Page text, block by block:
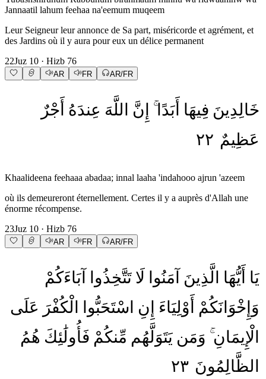
Jannaatil lahum feehaa na'eemum muqeem
Leur Seigneur leur annonce de Sa part, miséricorde et agrément, et
des Jardins où il y aura pour eux un délice permanent
22Juz 10 · Hizb 76
AR FR AR/FR
خَالِدِينَ فِيهَا أَبَدًا إِنَّ اللَّهَ عِندَهُ أَجْرٌ
عَظِيمٌ ٢٢
Khaalideena feehaaa abadaa; innal laaha 'indahooo ajrun 'azeem
où ils demeureront éternellement. Certes il y a auprès d'Allah une
énorme récompense.
23Juz 10 · Hizb 76
AR FR AR/FR
يَا أَيُّهَا الَّذِينَ آمَنُوا لَا تَتَّخِذُوا
آبَاءَكُمْ
وَإِخْوَانَكُمْ
أَوْلِيَاءَ إِنِ اسْتَحَبُّوا الْكُفْرَ عَلَى
الْإِيمَانِ وَمَن يَتَوَلَّهُم مِّنكُمْ فَأُولَٰئِكَ هُمُ
الظَّالِمُونَ ٢٣